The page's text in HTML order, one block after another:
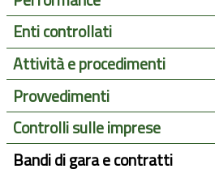
Enti controllati
Attività e procedimenti
Provvedimenti
Controlli sulle imprese
Bandi di gara e contratti